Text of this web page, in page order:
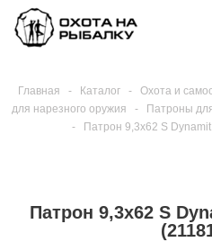
Главная - Каталог - Охота и
для нарезного оружия
-
Патроны
-
Патрон 9,3х62 S
Патрон 9,3х62 S